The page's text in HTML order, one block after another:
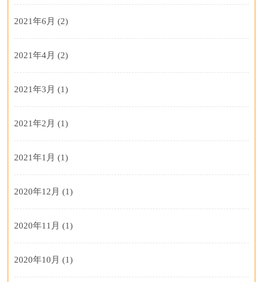
2021年6月 (2)
2021年4月 (2)
2021年3月 (1)
2021年2月 (1)
2021年1月 (1)
2020年12月 (1)
2020年11月 (1)
2020年10月 (1)